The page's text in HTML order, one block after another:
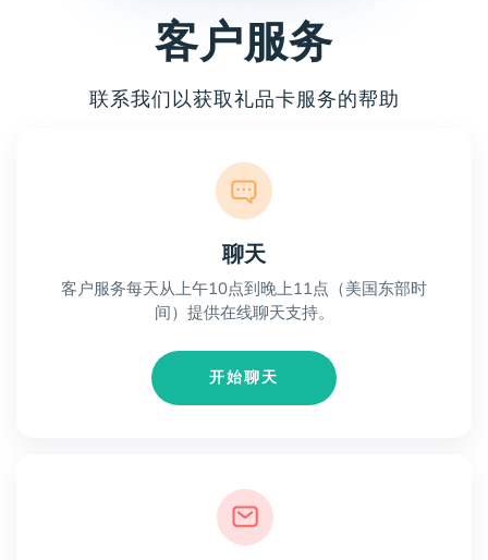
客户服务
联系我们以获取礼品卡服务的帮助
聊天
客户服务每天从上午10点到晚上11点（美国东部时
间）提供在线聊天支持。
开始聊天